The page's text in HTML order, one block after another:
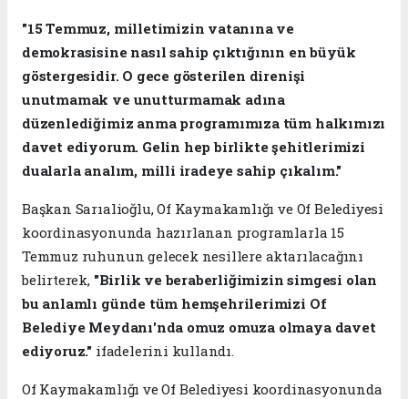
"15 Temmuz, milletimizin vatanına ve
demokrasisine nasıl sahip çıktığının en büyük
göstergesidir. O gece gösterilen direnişi
unutmamak ve unutturmamak adına
düzenlediğimiz anma programımıza tüm halkımızı
davet ediyorum. Gelin hep birlikte şehitlerimizi
dualarla analım, milli iradeye sahip çıkalım."
Başkan Sarıalioğlu, Of Kaymakamlığı ve Of Belediyesi
koordinasyonunda hazırlanan programlarla 15
Temmuz ruhunun gelecek nesillere aktarılacağını
belirterek, "Birlik ve beraberliğimizin simgesi olan
bu anlamlı günde tüm hemşehrilerimizi Of
Belediye Meydanı'nda omuz omuza olmaya davet
ediyoruz." ifadelerini kullandı.
Of Kaymakamlığı ve Of Belediyesi koordinasyonunda